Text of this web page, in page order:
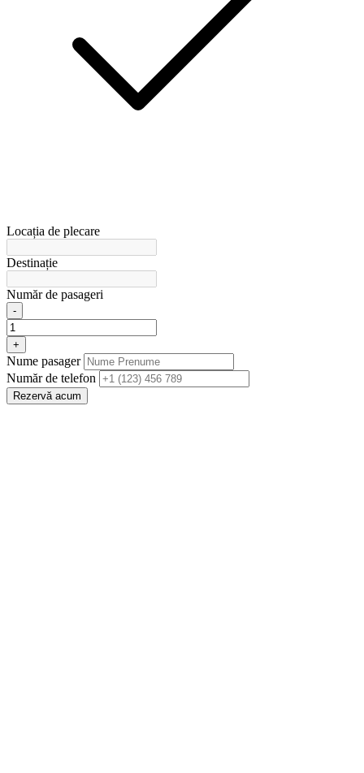
Locația de plecare
Destinație
Număr de pasageri
-
+
Nume pasager
Număr de telefon
Rezervă acum